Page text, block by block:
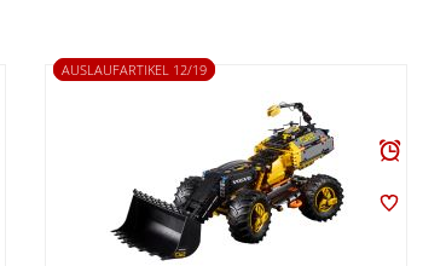
AUSLAUFARTIKEL 12/19